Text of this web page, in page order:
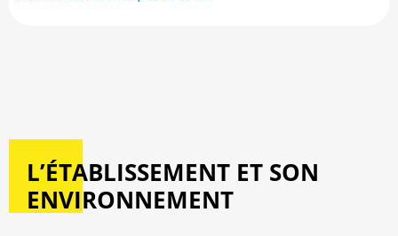
L’ÉTABLISSEMENT ET SON
ENVIRONNEMENT